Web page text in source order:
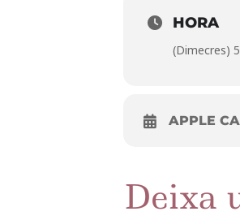
HORA
(Dimecres)
APPLE
Deixa